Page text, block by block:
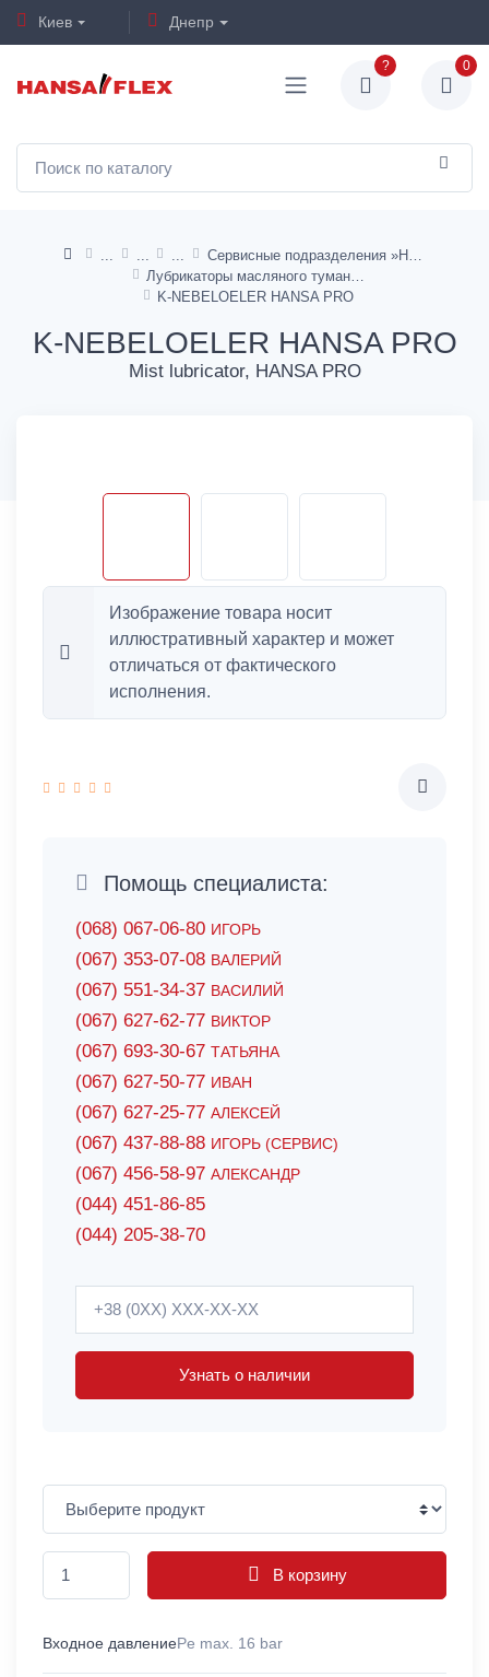
Киев Днепр
? 0
Сервисные подразделения »HANSA PRO"
K-NEBELOELER HANSA PRO
K-NEBELOELER HANSA PRO
Mist lubricator, HANSA PRO
Изображение товара носит
иллюстративный характер и может
отличаться от фактического
исполнения.
Помощь специалиста:
(068) 067-06-80 ИГОРЬ
(067) 353-07-08 ВАЛЕРИЙ
(067) 551-34-37 ВАСИЛИЙ
(067) 627-62-77 ВИКТОР
(067) 693-30-67 ТАТЬЯНА
(067) 627-50-77 ИВАН
(067) 627-25-77 АЛЕКСЕЙ
(067) 437-88-88 ИГОРЬ (СЕРВИС)
(067) 456-58-97 АЛЕКСАНДР
(044) 451-86-85
(044) 205-38-70
Узнать о наличии
В корзину
Входное давлениеPe max. 16 bar